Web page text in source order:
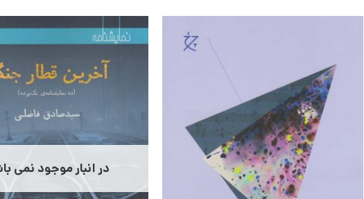
در انبار موجود نمی